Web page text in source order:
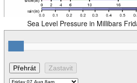
Sea Level Pressure in Millibars